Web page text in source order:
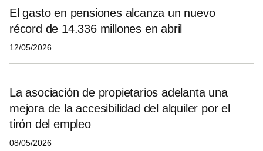
El gasto en pensiones alcanza un nuevo
récord de 14.336 millones en abril
12/05/2026
La asociación de propietarios adelanta una
mejora de la accesibilidad del alquiler por el
tirón del empleo
08/05/2026